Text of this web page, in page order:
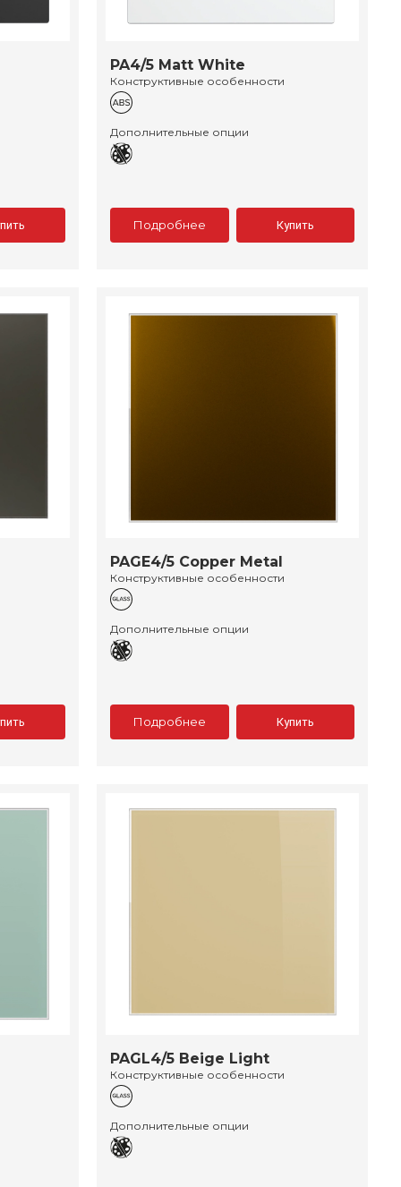
PA4/5 Matt White
Конструктивные особенности
Дополнительные опции
Подробнее Купить
PAGE4/5 Copper Metal
Конструктивные особенности
Дополнительные опции
Подробнее Купить
PAGL4/5 Beige Light
Конструктивные особенности
Дополнительные опции